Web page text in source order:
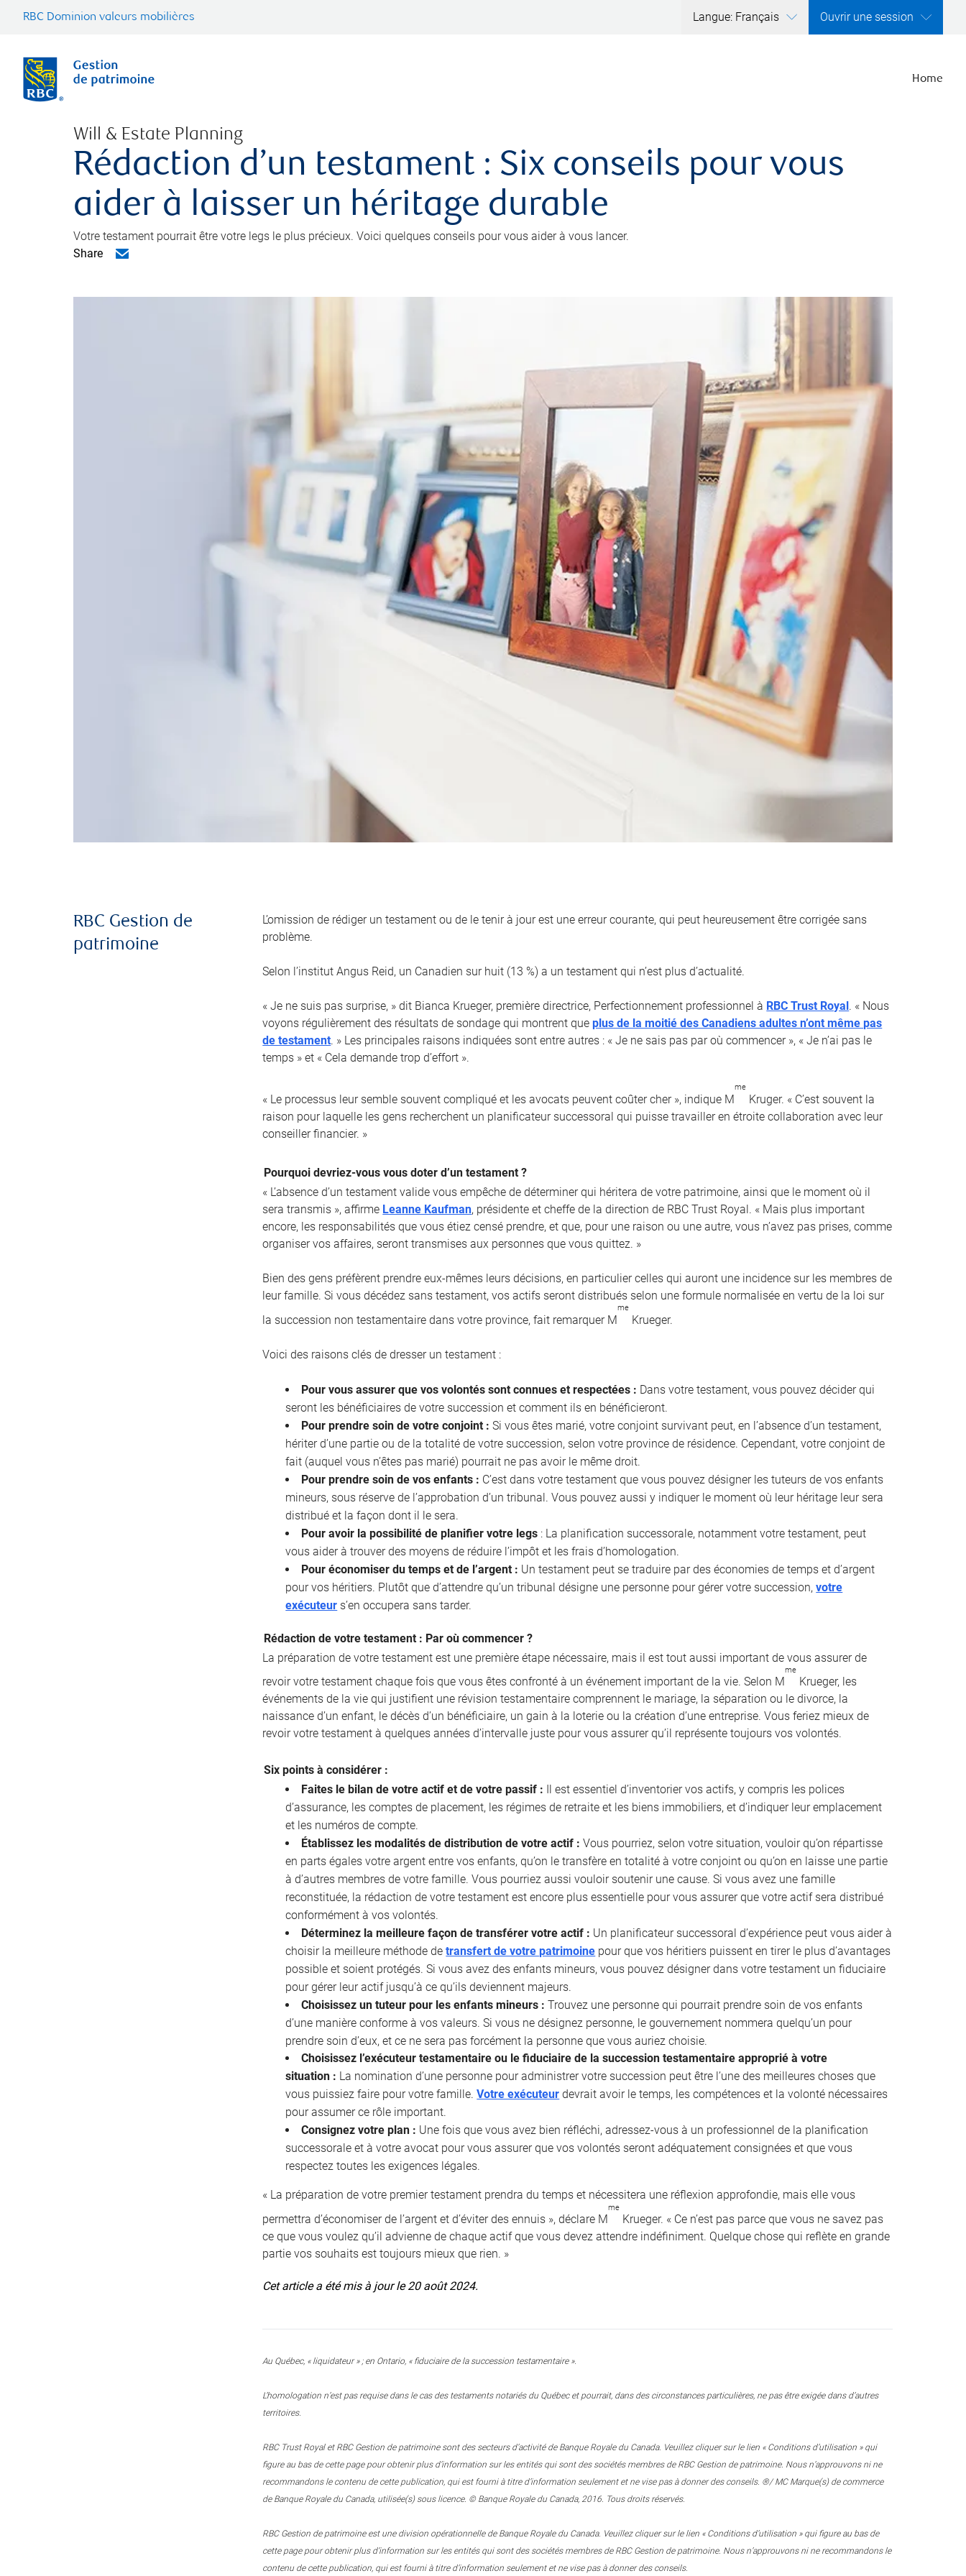
RBC Dominion valeurs mobilières Langue: Français Ouvrir une session
Home
Will & Estate Planning
Rédaction d’un testament : Six conseils pour vous
aider à laisser un héritage durable
Votre testament pourrait être votre legs le plus précieux. Voici quelques conseils pour vous aider à vous lancer.
Share
RBC Gestion de
patrimoine
L’omission de rédiger un testament ou de le tenir à jour est une erreur courante, qui peut heureusement être corrigée sans
problème.
Selon l’institut Angus Reid, un Canadien sur huit (13 %) a un testament qui n’est plus d’actualité.
« Je ne suis pas surprise, » dit Bianca Krueger, première directrice, Perfectionnement professionnel à RBC Trust Royal. « Nous
voyons régulièrement des résultats de sondage qui montrent queplus de la moitié des Canadiens adultes n’ont même pas
de testament. » Les principales raisons indiquées sont entre autres : « Je ne sais pas par où commencer », « Je n’ai pas le
temps » et « Cela demande trop d’effort ».
« Le processus leur semble souvent compliqué et les avocats peuvent coûter cher », indique M
me
Kruger. « C’est souvent la
raison pour laquelle les gens recherchent un planificateur successoral qui puisse travailler en étroite collaboration avec leur
conseiller financier. »
Pourquoi devriez-vous vous doter d’un testament ?
« L’absence d’un testament valide vous empêche de déterminer qui héritera de votre patrimoine, ainsi que le moment où il
sera transmis », affirme Leanne Kaufman, présidente et cheffe de la direction de RBC Trust Royal. « Mais plus important
encore, les responsabilités que vous étiez censé prendre, et que, pour une raison ou une autre, vous n’avez pas prises, comme
organiser vos affaires, seront transmises aux personnes que vous quittez. »
Bien des gens préfèrent prendre eux-mêmes leurs décisions, en particulier celles qui auront une incidence sur les membres de
leur famille. Si vous décédez sans testament, vos actifs seront distribués selon une formule normalisée en vertu de la loi sur
la succession non testamentaire dans votre province, fait remarquer M
me
Krueger.
Voici des raisons clés de dresser un testament :
Pour vous assurer que vos volontés sont connues et respectées : Dans votre testament, vous pouvez décider qui
seront les bénéficiaires de votre succession et comment ils en bénéficieront.
Pour prendre soin de votre conjoint : Si vous êtes marié, votre conjoint survivant peut, en l’absence d’un testament,
hériter d’une partie ou de la totalité de votre succession, selon votre province de résidence. Cependant, votre conjoint de
fait (auquel vous n’êtes pas marié) pourrait ne pas avoir le même droit.
Pour prendre soin de vos enfants : C’est dans votre testament que vous pouvez désigner les tuteurs de vos enfants
mineurs, sous réserve de l’approbation d’un tribunal. Vous pouvez aussi y indiquer le moment où leur héritage leur sera
distribué et la façon dont il le sera.
Pour avoir la possibilité de planifier votre legs : La planification successorale, notamment votre testament, peut
vous aider à trouver des moyens de réduire l’impôt et les frais d’homologation.
Pour économiser du temps et de l’argent : Un testament peut se traduire par des économies de temps et d’argent
pour vos héritiers. Plutôt que d’attendre qu’un tribunal désigne une personne pour gérer votre succession,votre
exécuteur s’en occupera sans tarder.
Rédaction de votre testament : Par où commencer ?
La préparation de votre testament est une première étape nécessaire, mais il est tout aussi important de vous assurer de
revoir votre testament chaque fois que vous êtes confronté à un événement important de la vie. Selon M
me
Krueger, les
événements de la vie qui justifient une révision testamentaire comprennent le mariage, la séparation ou le divorce, la
naissance d’un enfant, le décès d’un bénéficiaire, un gain à la loterie ou la création d’une entreprise. Vous feriez mieux de
revoir votre testament à quelques années d’intervalle juste pour vous assurer qu’il représente toujours vos volontés.
Six points à considérer :
Faites le bilan de votre actif et de votre passif : Il est essentiel d’inventorier vos actifs, y compris les polices
d’assurance, les comptes de placement, les régimes de retraite et les biens immobiliers, et d’indiquer leur emplacement
et les numéros de compte.
Établissez les modalités de distribution de votre actif : Vous pourriez, selon votre situation, vouloir qu’on répartisse
en parts égales votre argent entre vos enfants, qu’on le transfère en totalité à votre conjoint ou qu’on en laisse une partie
à d’autres membres de votre famille. Vous pourriez aussi vouloir soutenir une cause. Si vous avez une famille
reconstituée, la rédaction de votre testament est encore plus essentielle pour vous assurer que votre actif sera distribué
conformément à vos volontés.
Déterminez la meilleure façon de transférer votre actif : Un planificateur successoral d’expérience peut vous aider à
choisir la meilleure méthode detransfert de votre patrimoine pour que vos héritiers puissent en tirer le plus d’avantages
possible et soient protégés. Si vous avez des enfants mineurs, vous pouvez désigner dans votre testament un fiduciaire
pour gérer leur actif jusqu’à ce qu’ils deviennent majeurs.
Choisissez un tuteur pour les enfants mineurs : Trouvez une personne qui pourrait prendre soin de vos enfants
d’une manière conforme à vos valeurs. Si vous ne désignez personne, le gouvernement nommera quelqu’un pour
prendre soin d’eux, et ce ne sera pas forcément la personne que vous auriez choisie.
Choisissez l’exécuteur testamentaire ou le fiduciaire de la succession testamentaire approprié à votre
situation : La nomination d’une personne pour administrer votre succession peut être l’une des meilleures choses que
vous puissiez faire pour votre famille.Votre exécuteur devrait avoir le temps, les compétences et la volonté nécessaires
pour assumer ce rôle important.
Consignez votre plan : Une fois que vous avez bien réfléchi, adressez-vous à un professionnel de la planification
successorale et à votre avocat pour vous assurer que vos volontés seront adéquatement consignées et que vous
respectez toutes les exigences légales.
« La préparation de votre premier testament prendra du temps et nécessitera une réflexion approfondie, mais elle vous
permettra d’économiser de l’argent et d’éviter des ennuis », déclare M
me
Krueger. « Ce n’est pas parce que vous ne savez pas
ce que vous voulez qu’il advienne de chaque actif que vous devez attendre indéfiniment. Quelque chose qui reflète en grande
partie vos souhaits est toujours mieux que rien. »
Cet article a été mis à jour le 20 août 2024.
Au Québec, « liquidateur » ; en Ontario, « fiduciaire de la succession testamentaire ».
L’homologation n’est pas requise dans le cas des testaments notariés du Québec et pourrait, dans des circonstances particulières, ne pas être exigée dans d’autres
territoires.
RBC Trust Royal et RBC Gestion de patrimoine sont des secteurs d’activité de Banque Royale du Canada. Veuillez cliquer sur le lien « Conditions d’utilisation » qui
figure au bas de cette page pour obtenir plus d’information sur les entités qui sont des sociétés membres de RBC Gestion de patrimoine. Nous n’approuvons ni ne
recommandons le contenu de cette publication, qui est fourni à titre d’information seulement et ne vise pas à donner des conseils. ®/ MC Marque(s) de commerce
de Banque Royale du Canada, utilisée(s) sous licence. © Banque Royale du Canada, 2016. Tous droits réservés.
RBC Gestion de patrimoine est une division opérationnelle de Banque Royale du Canada. Veuillez cliquer sur le lien « Conditions d’utilisation » qui figure au bas de
cette page pour obtenir plus d’information sur les entités qui sont des sociétés membres de RBC Gestion de patrimoine. Nous n’approuvons ni ne recommandons le
contenu de cette publication, qui est fourni à titre d’information seulement et ne vise pas à donner des conseils.